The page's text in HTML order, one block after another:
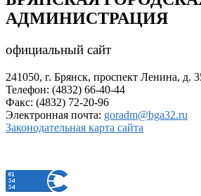
АДМИНИСТРАЦИЯ
официальный сайт
241050, г. Брянск, проспект Ленина, д.
Телефон: (4832) 66-40-44
Факс: (4832) 72-20-96
Электронная почта: goradm@bga32.ru
Законодательная карта сайта